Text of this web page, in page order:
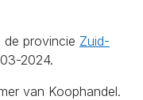
de provincie Zuid-
2024.
van Koophandel.